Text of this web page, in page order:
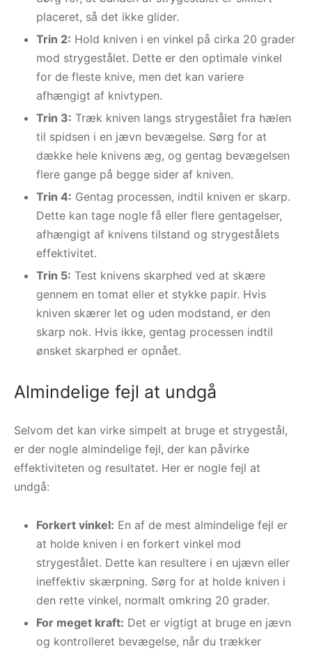
placeret, så det ikke glider.
Trin 2: Hold kniven i en vinkel på cirka 20 grader
mod strygestålet. Dette er den optimale vinkel
for de fleste knive, men det kan variere
afhængigt af knivtypen.
Trin 3: Træk kniven langs strygestålet fra hælen
til spidsen i en jævn bevægelse. Sørg for at
dække hele knivens æg, og gentag bevægelsen
flere gange på begge sider af kniven.
Trin 4: Gentag processen, indtil kniven er skarp.
Dette kan tage nogle få eller flere gentagelser,
afhængigt af knivens tilstand og strygestålets
effektivitet.
Trin 5: Test knivens skarphed ved at skære
gennem en tomat eller et stykke papir. Hvis
kniven skærer let og uden modstand, er den
skarp nok. Hvis ikke, gentag processen indtil
ønsket skarphed er opnået.
Almindelige fejl at undgå
Selvom det kan virke simpelt at bruge et strygestål,
er der nogle almindelige fejl, der kan påvirke
effektiviteten og resultatet. Her er nogle fejl at
undgå:
Forkert vinkel: En af de mest almindelige fejl er
at holde kniven i en forkert vinkel mod
strygestålet. Dette kan resultere i en ujævn eller
ineffektiv skærpning. Sørg for at holde kniven i
den rette vinkel, normalt omkring 20 grader.
For meget kraft: Det er vigtigt at bruge en jævn
og kontrolleret bevægelse, når du trækker